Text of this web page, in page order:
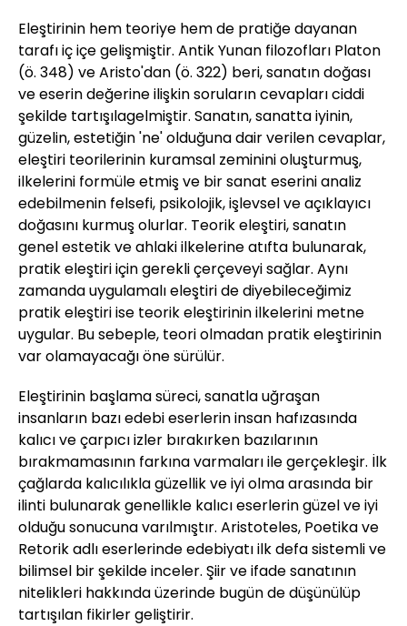
Eleştirinin hem teoriye hem de pratiğe dayanan
tarafı iç içe gelişmiştir. Antik Yunan filozofları Platon
(ö. 348) ve Aristo'dan (ö. 322) beri, sanatın doğası
ve eserin değerine ilişkin soruların cevapları ciddi
şekilde tartışılagelmiştir. Sanatın, sanatta iyinin,
güzelin, estetiğin 'ne' olduğuna dair verilen cevaplar,
eleştiri teorilerinin kuramsal zeminini oluşturmuş,
ilkelerini formüle etmiş ve bir sanat eserini analiz
edebilmenin felsefi, psikolojik, işlevsel ve açıklayıcı
doğasını kurmuş olurlar. Teorik eleştiri, sanatın
genel estetik ve ahlaki ilkelerine atıfta bulunarak,
pratik eleştiri için gerekli çerçeveyi sağlar. Aynı
zamanda uygulamalı eleştiri de diyebileceğimiz
pratik eleştiri ise teorik eleştirinin ilkelerini metne
uygular. Bu sebeple, teori olmadan pratik eleştirinin
var olamayacağı öne sürülür.
Eleştirinin başlama süreci, sanatla uğraşan
insanların bazı edebi eserlerin insan hafızasında
kalıcı ve çarpıcı izler bırakırken bazılarının
bırakmamasının farkına varmaları ile gerçekleşir. İlk
çağlarda kalıcılıkla güzellik ve iyi olma arasında bir
ilinti bulunarak genellikle kalıcı eserlerin güzel ve iyi
olduğu sonucuna varılmıştır. Aristoteles, Poetika ve
Retorik adlı eserlerinde edebiyatı ilk defa sistemli ve
bilimsel bir şekilde inceler. Şiir ve ifade sanatının
nitelikleri hakkında üzerinde bugün de düşünülüp
tartışılan fikirler geliştirir.